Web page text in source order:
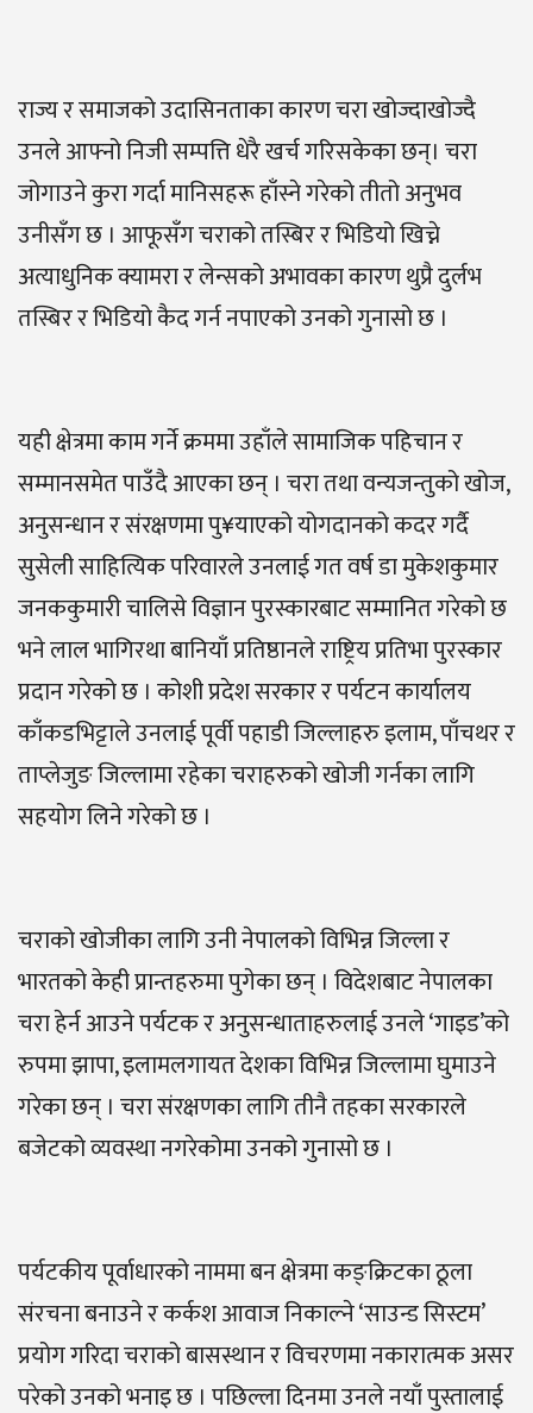
राज्य र समाजको उदासिनताका कारण चरा खोज्दाखोज्दै
उनले आफ्नो निजी सम्पत्ति धेरै खर्च गरिसकेका छन्। चरा
जोगाउने कुरा गर्दा मानिसहरू हाँस्ने गरेको तीतो अनुभव
उनीसँग छ । आफूसँग चराको तस्बिर र भिडियो खिच्ने
अत्याधुनिक क्यामरा र लेन्सको अभावका कारण थुप्रै दुर्लभ
तस्बिर र भिडियो कैद गर्न नपाएको उनको गुनासो छ ।
यही क्षेत्रमा काम गर्ने क्रममा उहाँले सामाजिक पहिचान र
सम्मानसमेत पाउँदै आएका छन् । चरा तथा वन्यजन्तुको खोज,
अनुसन्धान र संरक्षणमा पु¥याएको योगदानको कदर गर्दै
सुसेली साहित्यिक परिवारले उनलाई गत वर्ष डा मुकेशकुमार
जनककुमारी चालिसे विज्ञान पुरस्कारबाट सम्मानित गरेको छ
भने लाल भागिरथा बानियाँ प्रतिष्ठानले राष्ट्रिय प्रतिभा पुरस्कार
प्रदान गरेको छ । कोशी प्रदेश सरकार र पर्यटन कार्यालय
काँकडभिट्टाले उनलाई पूर्वी पहाडी जिल्लाहरु इलाम, पाँचथर र
ताप्लेजुङ जिल्लामा रहेका चराहरुको खोजी गर्नका लागि
सहयोग लिने गरेको छ ।
चराको खोजीका लागि उनी नेपालको विभिन्न जिल्ला र
भारतको केही प्रान्तहरुमा पुगेका छन् । विदेशबाट नेपालका
चरा हेर्न आउने पर्यटक र अनुसन्धाताहरुलाई उनले ‘गाइड’को
रुपमा झापा, इलामलगायत देशका विभिन्न जिल्लामा घुमाउने
गरेका छन् । चरा संरक्षणका लागि तीनै तहका सरकारले
बजेटको व्यवस्था नगरेकोमा उनको गुनासो छ ।
पर्यटकीय पूर्वाधारको नाममा बन क्षेत्रमा कङ्क्रिटका ठूला
संरचना बनाउने र कर्कश आवाज निकाल्ने ‘साउन्ड सिस्टम’
प्रयोग गरिदा चराको बासस्थान र विचरणमा नकारात्मक असर
परेको उनको भनाइ छ । पछिल्ला दिनमा उनले नयाँ पुस्तालाई